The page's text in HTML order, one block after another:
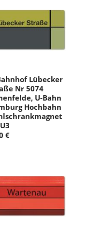
Lübecker
Nr 5074
U-Bahn
Hochbahn
€